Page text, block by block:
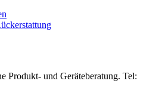
Produkt- und Geräteberatung. Tel: